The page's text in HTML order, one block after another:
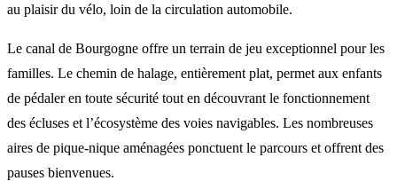
au plaisir du vélo, loin de la circulation automobile.
Le canal de Bourgogne offre un terrain de jeu exceptionnel pour les
familles. Le chemin de halage, entièrement plat, permet aux enfants
de pédaler en toute sécurité tout en découvrant le fonctionnement
des écluses et l’écosystème des voies navigables. Les nombreuses
aires de pique-nique aménagées ponctuent le parcours et offrent des
pauses bienvenues.